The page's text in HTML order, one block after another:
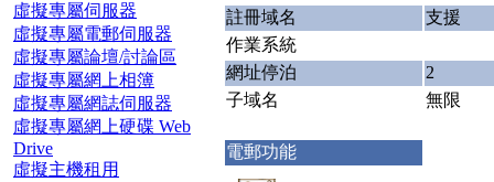
虛擬專屬伺服器
虛擬專屬電郵伺服器
虛擬專屬論壇/討論區
虛擬專屬網上相簿
虛擬專屬網誌伺服器
虛擬專屬網上硬碟 Web
Drive
虛擬主機租用
註冊域名
支援
作業系統
網址停泊
2
子域名
無限
電郵功能